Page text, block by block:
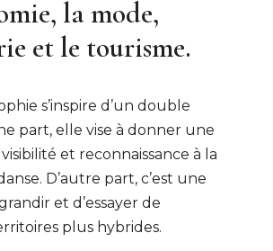
la mode,
et le tourisme.
s’inspire d’un double
part, elle vise à donner une
et reconnaissance à la
D’autre part, c’est une
et d’essayer de
plus hybrides.